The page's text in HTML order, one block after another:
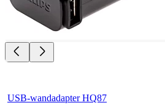
USB-wandadapter HQ87